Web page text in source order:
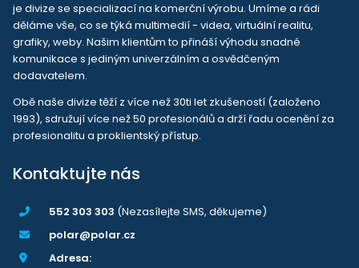
je divize se specializací na komerční výrobu. Umíme a rádi
děláme vše, co se týká multimedií - videa, virtuální realitu,
grafiky, weby. Našim klientům to přináší výhodu snadné
komunikace s jediným univerzálním a osvědčeným
dodavatelem.
Obě naše divize těží z více než 30ti let zkušeností (založeno
1993), sdružují více než 50 profesionálů a drží řadu ocenění za
profesionalitu a proklientský přístup.
Kontaktujte nás
552 303 303 (Nezasílejte SMS, děkujeme)
polar@polar.cz
Adresa: